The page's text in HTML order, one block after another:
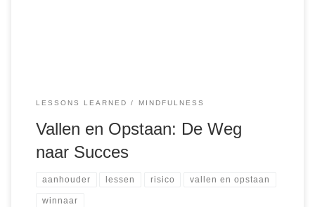
LESSONS LEARNED MINDFULNESS
Vallen en Opstaan: De Weg
naar Succes
aanhouder lessen risico vallen en opstaan
winnaar